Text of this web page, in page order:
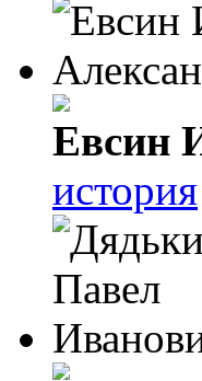
Евсин
история